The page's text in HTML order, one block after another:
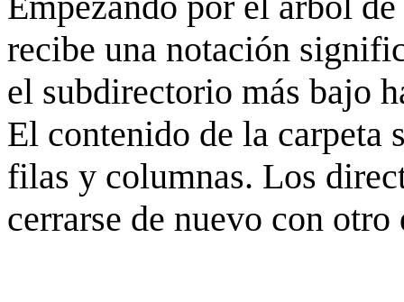
recibe una notación
el subdirectorio más bajo
El contenido de la carpeta
filas y columnas. Los
cerrarse de nuevo con